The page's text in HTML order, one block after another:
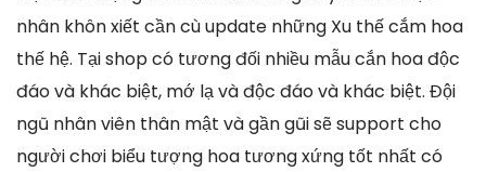
nhân khôn xiết cần cù update những Xu thế cắm hoa
thế hệ. Tại shop có tương đối nhiều mẫu cắn hoa độc
đáo và khác biệt, mớ lạ và độc đáo và khác biệt. Đội
ngũ nhân viên thân mật và gần gũi sẽ support cho
người chơi biểu tượng hoa tương xứng tốt nhất có